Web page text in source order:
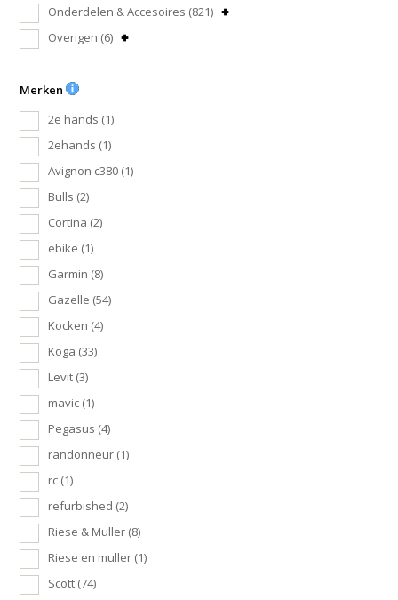
Onderdelen & Accesoires (821)
Overigen (6)
Merken
2e hands (1)
2ehands (1)
Avignon c380 (1)
Bulls (2)
Cortina (2)
ebike (1)
Garmin (8)
Gazelle (54)
Kocken (4)
Koga (33)
Levit (3)
mavic (1)
Pegasus (4)
randonneur (1)
rc (1)
refurbished (2)
Riese & Muller (8)
Riese en muller (1)
Scott (74)